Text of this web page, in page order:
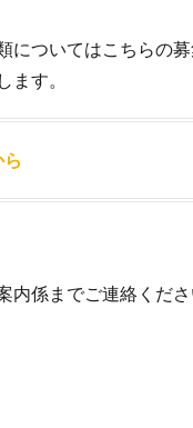
についてはこちらの
ます。
内係までご連絡くだ